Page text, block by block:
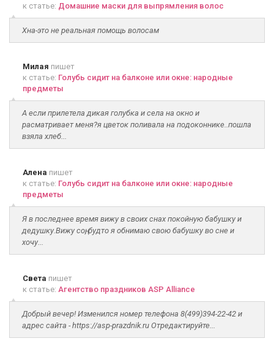
к статье: Домашние маски для выпрямления волос
Хна-это не реальная помощь волосам
Милая пишет
к статье: Голубь сидит на балконе или окне: народные
предметы
А если прилетела дикая голубка и села на окно и
расматривает меня?я цветок поливала на подоконнике..пошла
взяла хлеб...
Алена пишет
к статье: Голубь сидит на балконе или окне: народные
предметы
Я в последнее время вижу в своих снах покойную бабушку и
дедушку.Вижу соң, будто я обнимаю свою бабушку во сне и
хочу...
Света пишет
к статье: Агентство праздников ASP Alliance
Добрый вечер! Изменился номер телефона 8(499)394-22-42 и
адрес сайта - https://asp-prazdnik.ru Отредактируйте...